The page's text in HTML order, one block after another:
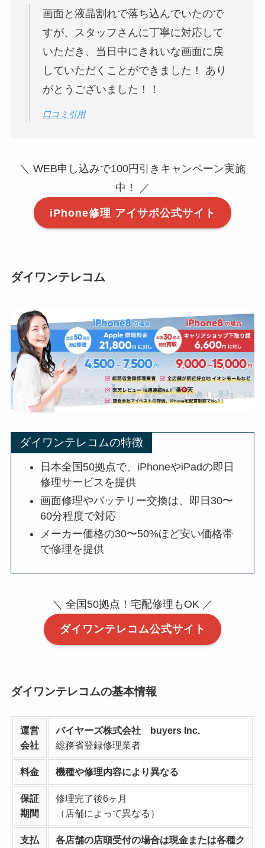
画面と液晶割れで落ち込んでいたので
すが、スタッフさんに丁寧に対応して
いただき、当日中にきれいな画面に戻
していただくことができました！ あり
がとうございました！！
口コミ引用
＼ WEB申し込みで100円引きキャンペーン実施
中！ ／
iPhone修理 アイサポ公式サイト
ダイワンテレコム
ダイワンテレコムの特徴
日本全国50拠点で、iPhoneやiPadの即日
修理サービスを提供
画面修理やバッテリー交換は、即日30〜
60分程度で対応
メーカー価格の30〜50%ほど安い価格帯
で修理を提供
＼ 全国50拠点！宅配修理もOK ／
ダイワンテレコム公式サイト
ダイワンテレコムの基本情報
運営
会社
バイヤーズ株式会社 buyers Inc.
総務省登録修理業者
料金 機種や修理内容により異なる
保証
期間
修理完了後6ヶ月
（店舗によって異なる）
支払 各店舗の店頭受付の場合は現金または各種ク